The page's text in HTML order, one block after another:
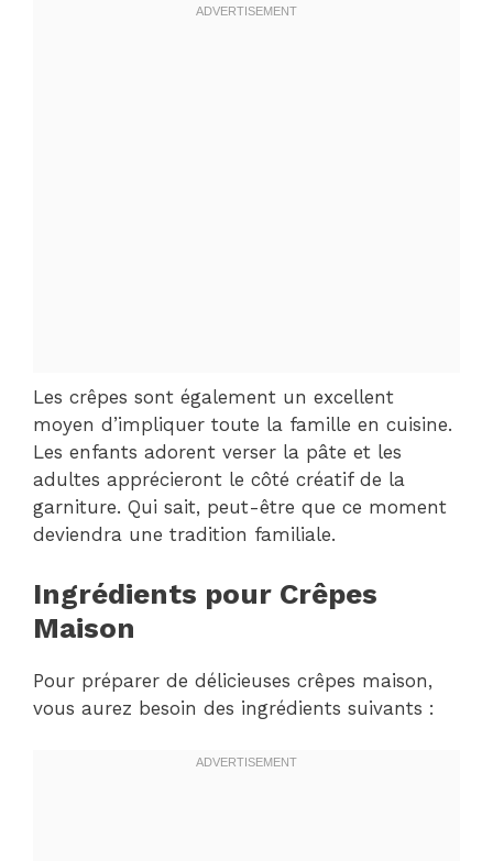
Les crêpes sont également un excellent
moyen d’impliquer toute la famille en cuisine.
Les enfants adorent verser la pâte et les
adultes apprécieront le côté créatif de la
garniture. Qui sait, peut-être que ce moment
deviendra une tradition familiale.
Ingrédients pour Crêpes
Maison
Pour préparer de délicieuses crêpes maison,
vous aurez besoin des ingrédients suivants :